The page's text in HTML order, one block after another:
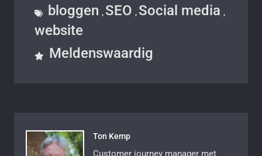
bloggen , SEO , Social media ,
website
Meldenswaardig
Ton Kemp
Customer journey manager met